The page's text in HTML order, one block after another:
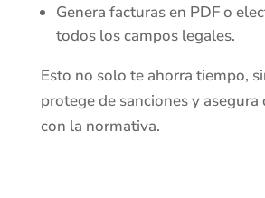
Genera facturas en PDF o
todos los campos legales.
Esto no solo te ahorra tiempo,
protege de sanciones y
con la normativa.